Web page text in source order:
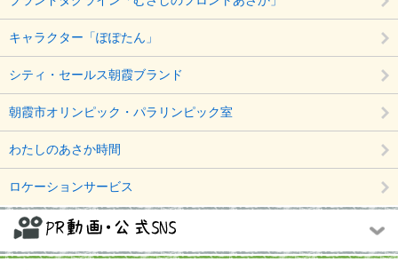
キャラクター「ぽぽたん」
シティ・セールス朝霞ブランド
朝霞市オリンピック・パラリンピック室
わたしのあさか時間
ロケーションサービス